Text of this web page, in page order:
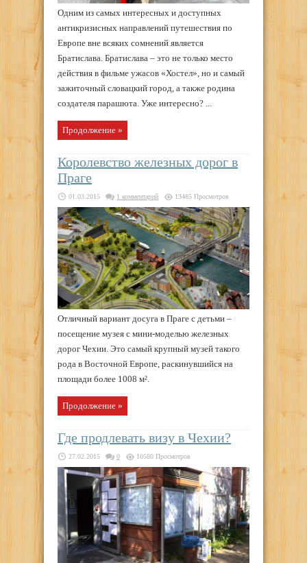
Одним из самых интересных и доступных
антикризисных направлений путешествия по
Европе вне всяких сомнений является
Братислава. Братислава – это не только место
действия в фильме ужасов «Хостел», но и самый
зажиточный словацкий город, а также родина
создателя парашюта. Уже интересно? ...
Продолжение »
Королевство железных дорог в
Праге
01.03.2015 1 комментарий 13485 Просмотров
Отличный вариант досуга в Праге с детьми –
посещение музея с мини-моделью железных
дорог Чехии. Это самый крупный музей такого
рода в Восточной Европе, раскинувшийся на
площади более 1008 м².
Продолжение »
Где продлевать визу в Чехии?
27.02.2015 0 10580 Просмотров